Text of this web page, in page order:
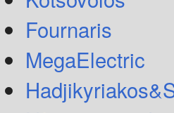
Fournaris
MegaElectric